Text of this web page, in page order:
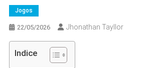
Jogos
22/05/2026 Jhonathan Tayllor
Indice